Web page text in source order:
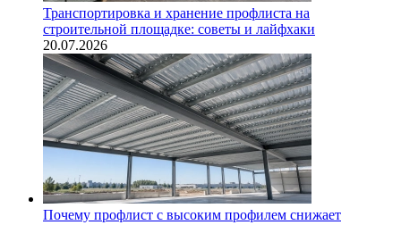
Транспортировка и хранение профлиста на
строительной площадке: советы и лайфхаки
20.07.2026
Почему профлист с высоким профилем снижает